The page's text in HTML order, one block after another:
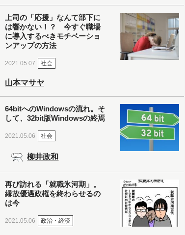
上司の「応援」なんて部下に
は響かない！？ 今すぐ職場
に導入するべきモチベーショ
ンアップの方法
2021.05.07 社会
山本マサヤ
64bitへのWindowsの流れ。そ
して、32bit版Windowsの終焉
2021.05.06 社会
柳井政和
再び訪れる「就職氷河期」。
縁故優遇政権を終わらせるの
は今
2021.05.06 政治・経済